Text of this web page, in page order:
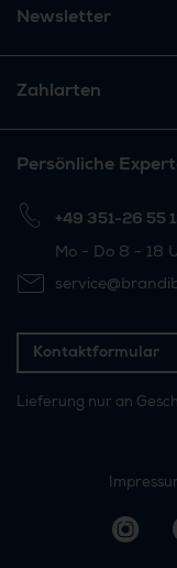
Newsletter
Zahlarten
Persönliche
+49 351-26 55
Mo - Do 8 - 18
Kontaktformular
Lieferung nur an